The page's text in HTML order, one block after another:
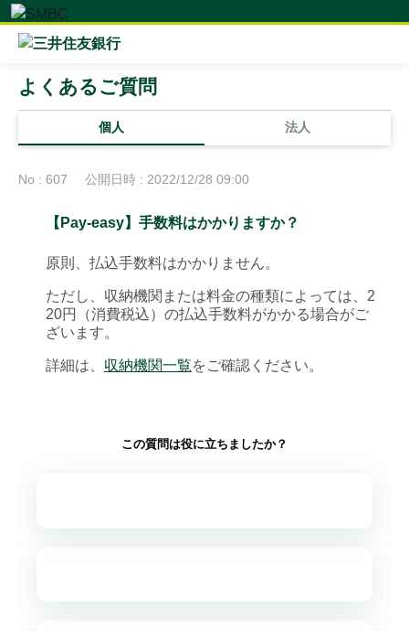
個人 法人
よくあるご質問
No : 607 公開日時 : 2022/12/28 09:00
【Pay-easy】手数料はかかりますか？
原則、払込手数料はかかりません。
ただし、収納機関または料金の種類によっては、2
20円（消費税込）の払込手数料がかかる場合がご
ざいます。
詳細は、 収納機関一覧をご確認ください。
この質問は役に立ちましたか？